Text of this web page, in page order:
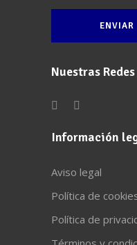
Nuestras
Información
Aviso legal
Política de
Política de